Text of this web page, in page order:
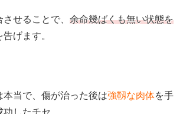
させることで、 余命幾ばくも無い状態を
げます。
当で、傷が治った後は強靱な肉体を手
したチセ。